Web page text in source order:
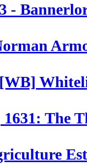
-
[WB]
The